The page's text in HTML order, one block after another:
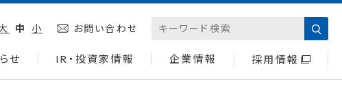
中 小 お問い合わせ
せ IR・投資家情報 企業情報 採用情報